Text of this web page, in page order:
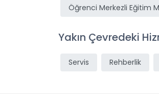
Öğrenci Merkezli Eğitim
Yakın Çevredeki
Servis Rehberlik